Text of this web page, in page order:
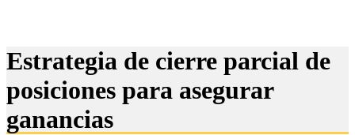
Estrategia de cierre parcial de
posiciones para asegurar
ganancias